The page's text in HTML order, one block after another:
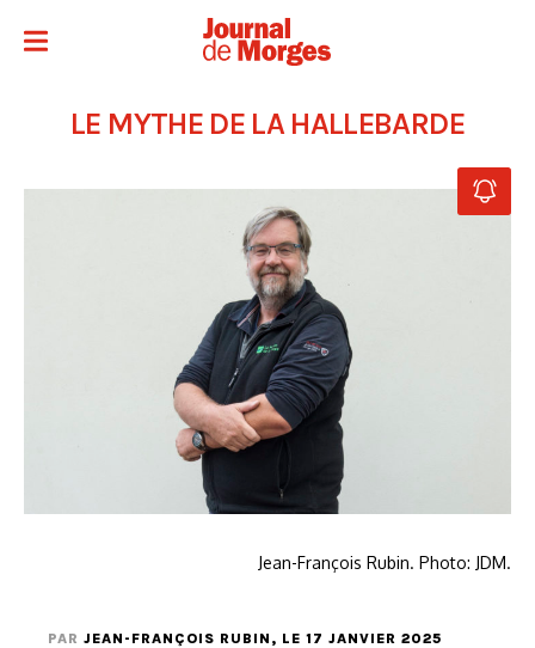
LE MYTHE DE LA HALLEBARDE
Jean-François Rubin. Photo: JDM.
PAR JEAN-FRANÇOIS RUBIN , LE 17 JANVIER 2025